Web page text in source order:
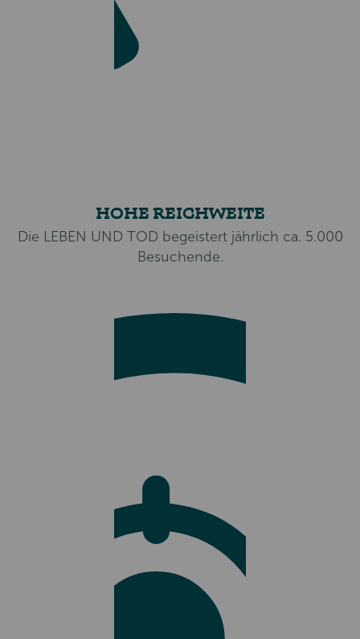
HOHE REICHWEITE
Die LEBEN UND TOD begeistert jährlich ca. 5.000
Besuchende.